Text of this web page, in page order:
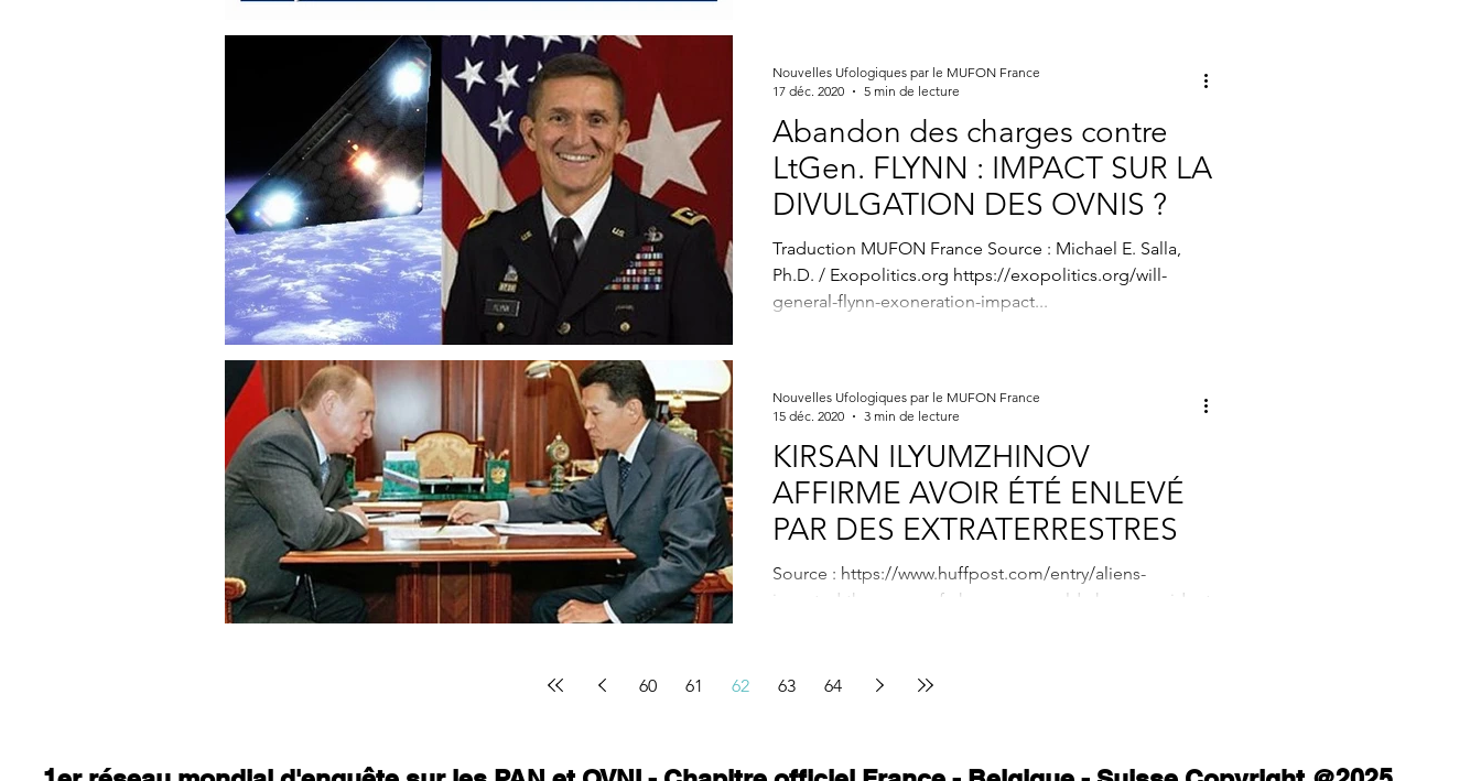
Abandon des charges contre
LtGen. FLYNN : IMPACT SUR LA
DIVULGATION DES OVNIS ?
Traduction MUFON France Source : Michael E. Salla,
Ph.D. / Exopolitics.org https://exopolitics.org/will-
general-flynn-exoneration-impact...
Nouvelles Ufologiques par le MUFON France
17 déc. 2020
5 min de lecture
KIRSAN ILYUMZHINOV
AFFIRME AVOIR ÉTÉ ENLEVÉ
PAR DES EXTRATERRESTRES
Source : https://www.huffpost.com/entry/aliens-
invented-the-game-of-chess-says-world-chess-president-
Nouvelles Ufologiques par le MUFON France
15 déc. 2020
3 min de lecture
60 61 62 63 64